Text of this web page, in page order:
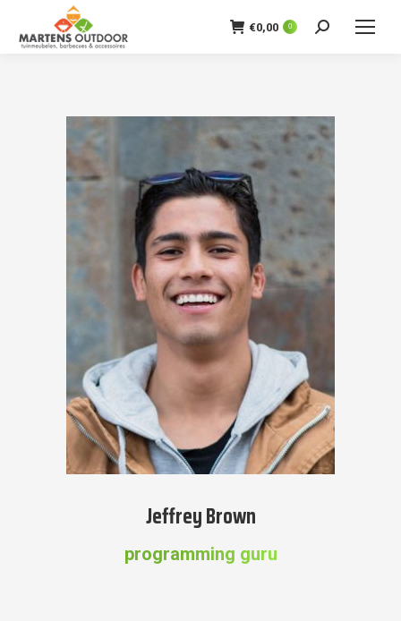
€0,00 0 Zoeken:
Jeffrey Brown
programming guru